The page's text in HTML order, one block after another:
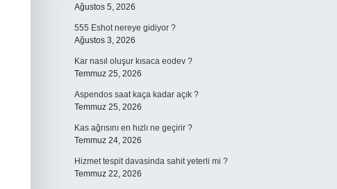
Ağustos 5, 2026
555 Eshot nereye gidiyor ?
Ağustos 3, 2026
Kar nasıl oluşur kısaca eodev ?
Temmuz 25, 2026
Aspendos saat kaça kadar açık ?
Temmuz 25, 2026
Kas ağrısını en hızlı ne geçirir ?
Temmuz 24, 2026
Hizmet tespit davasinda sahit yeterli mi ?
Temmuz 22, 2026